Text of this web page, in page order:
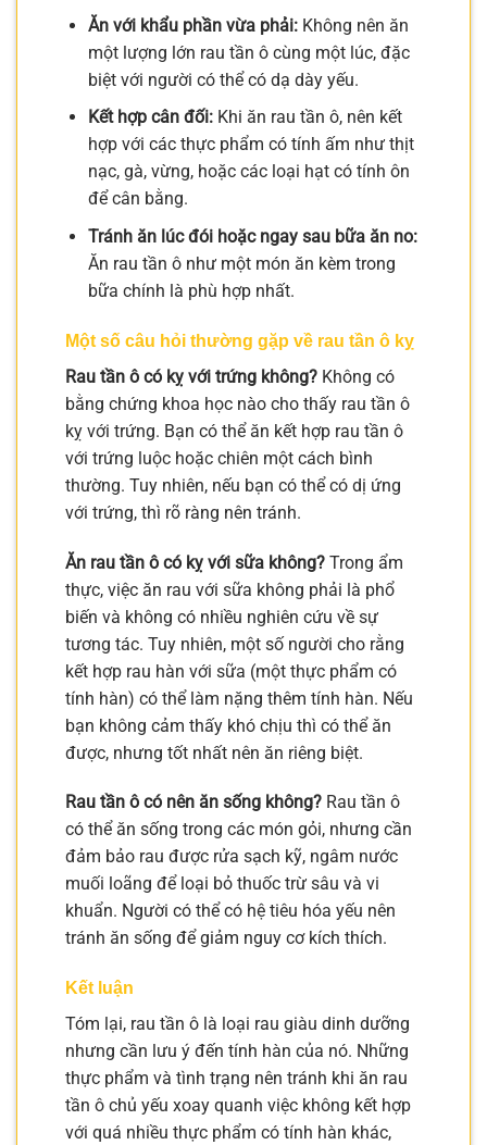
Ăn với khẩu phần vừa phải:Không nên ăn
một lượng lớn rau tần ô cùng một lúc, đặc
biệt với người có thể có dạ dày yếu.
Kết hợp cân đối:Khi ăn rau tần ô, nên kết
hợp với các thực phẩm có tính ấm như thịt
nạc, gà, vừng, hoặc các loại hạt có tính ôn
để cân bằng.
Tránh ăn lúc đói hoặc ngay sau bữa ăn no:
Ăn rau tần ô như một món ăn kèm trong
bữa chính là phù hợp nhất.
Một số câu hỏi thường gặp về rau tần ô kỵ
Rau tần ô có kỵ với trứng không? Không có
bằng chứng khoa học nào cho thấy rau tần ô
kỵ với trứng. Bạn có thể ăn kết hợp rau tần ô
với trứng luộc hoặc chiên một cách bình
thường. Tuy nhiên, nếu bạn có thể có dị ứng
với trứng, thì rõ ràng nên tránh.
Ăn rau tần ô có kỵ với sữa không? Trong ẩm
thực, việc ăn rau với sữa không phải là phổ
biến và không có nhiều nghiên cứu về sự
tương tác. Tuy nhiên, một số người cho rằng
kết hợp rau hàn với sữa (một thực phẩm có
tính hàn) có thể làm nặng thêm tính hàn. Nếu
bạn không cảm thấy khó chịu thì có thể ăn
được, nhưng tốt nhất nên ăn riêng biệt.
Rau tần ô có nên ăn sống không? Rau tần ô
có thể ăn sống trong các món gỏi, nhưng cần
đảm bảo rau được rửa sạch kỹ, ngâm nước
muối loãng để loại bỏ thuốc trừ sâu và vi
khuẩn. Người có thể có hệ tiêu hóa yếu nên
tránh ăn sống để giảm nguy cơ kích thích.
Kết luận
Tóm lại, rau tần ô là loại rau giàu dinh dưỡng
nhưng cần lưu ý đến tính hàn của nó. Những
thực phẩm và tình trạng nên tránh khi ăn rau
tần ô chủ yếu xoay quanh việc không kết hợp
với quá nhiều thực phẩm có tính hàn khác,